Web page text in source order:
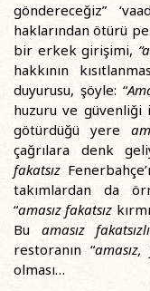
göndereceğiz”
haklarından ötürü
bir erkek girişimi,
hakkının
duyurusu, şöyle: “
huzuru ve güvenliği
götürdüğü yere
çağrılara denk
fakatsız
takımlardan da
“amasız fakatsız
Bu amasız
restoranın “amasız,
olması…